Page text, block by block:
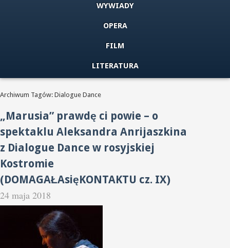
WYWIADY
OPERA
FILM
LITERATURA
Archiwum Tagów: Dialogue Dance
„Marusia” prawdę ci powie – o
spektaklu Aleksandra Anrijaszkina
z Dialogue Dance w rosyjskiej
Kostromie
(DOMAGAŁAsięKONTAKTU cz. IX)
24 maja 2018